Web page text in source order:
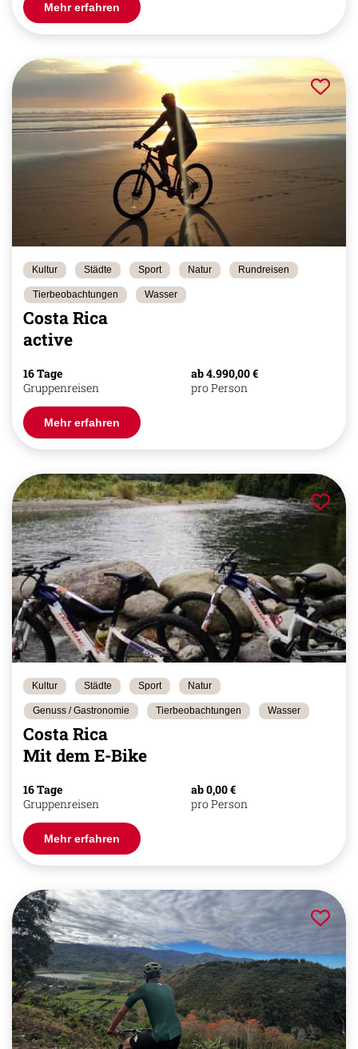
Mehr erfahren
Kultur Städte Sport Natur Rundreisen
Tierbeobachtungen Wasser
Costa Rica
active
16 Tage
Gruppenreisen
ab 4.990,00 €
pro Person
Mehr erfahren
Kultur Städte Sport Natur
Genuss / Gastronomie Tierbeobachtungen Wasser
Costa Rica
Mit dem E-Bike
16 Tage
Gruppenreisen
ab 0,00 €
pro Person
Mehr erfahren